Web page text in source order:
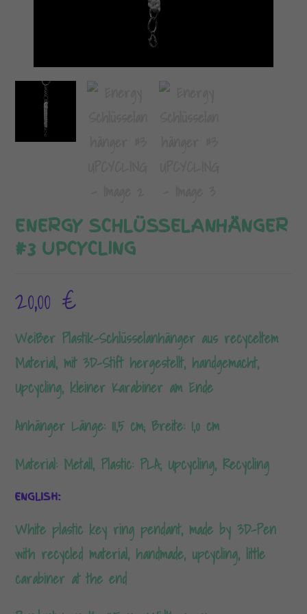
ENERGY SCHLÜSSELANHÄNGER
#3 UPCYCLING
20,00 €
Weißer Plastik-Schlüsselanhänger aus recyceltem
Material, mit 3D-Stift hergestellt, handgemacht,
Upcycling, kleiner Karabiner am Ende
Anhänger Länge: 11,5 cm; Breite: 1,0 cm
Material: Metall, Plastic: PLA, Upcycling, Recycling
ENGLISH:
White plastic key ring pendant, made by 3D-Pen
with recycled material, handmade, upcycling, little
carabiner at the end